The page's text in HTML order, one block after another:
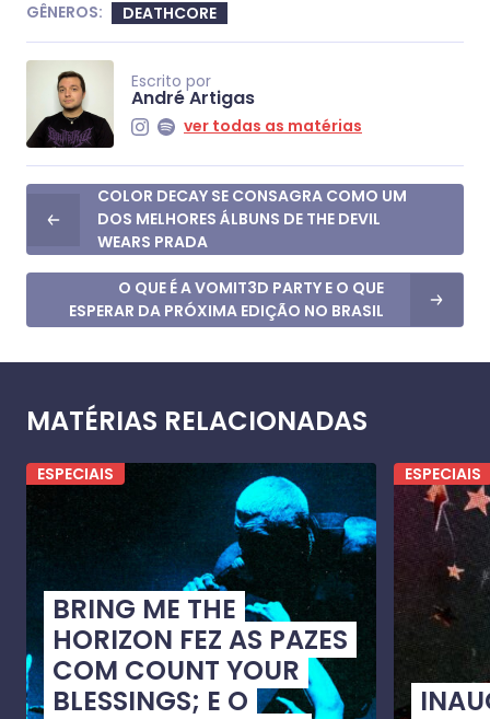
GÊNEROS: DEATHCORE
Escrito por
André Artigas
ver todas as matérias
COLOR DECAY SE CONSAGRA COMO UM
DOS MELHORES ÁLBUNS DE THE DEVIL
WEARS PRADA
O QUE É A VOMIT3D PARTY E O QUE
ESPERAR DA PRÓXIMA EDIÇÃO NO BRASIL
MATÉRIAS RELACIONADAS
ESPECIAIS
BRING ME THE
HORIZON FEZ AS PAZES
COM COUNT YOUR
BLESSINGS; E O
ESPECIAIS